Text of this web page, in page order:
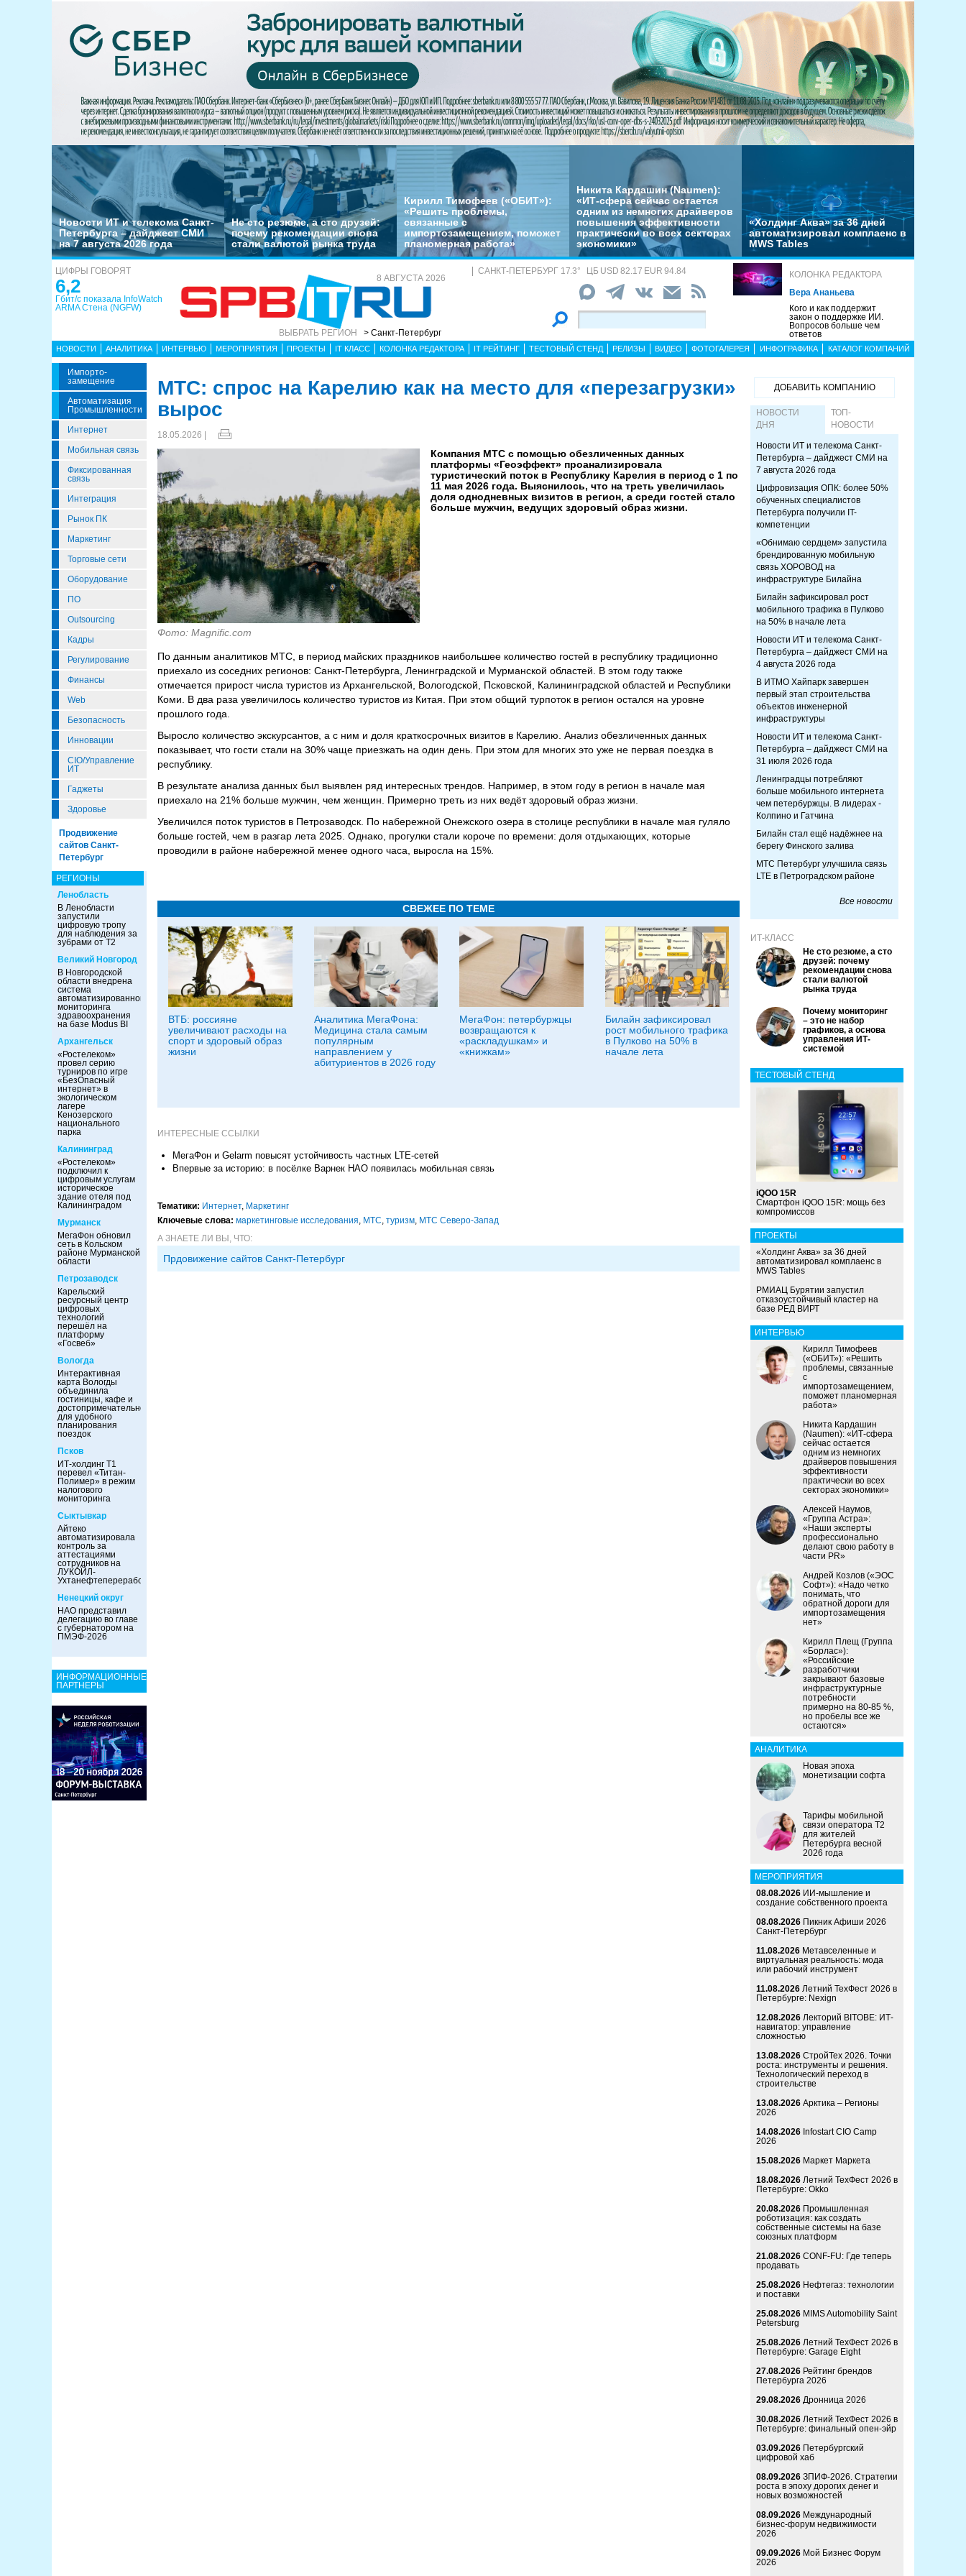
Новости ИТ и телекома Санкт-
Петербурга – дайджест СМИ
на 7 августа 2026 года
Не сто резюме, а сто друзей:
почему рекомендации снова
стали валютой рынка труда
Кирилл Тимофеев («ОБИТ»):
«Решить проблемы,
связанные с
импортозамещением, поможет
планомерная работа»
Никита Кардашин (Naumen):
«ИТ-сфера сейчас остается
одним из немногих драйверов
повышения эффективности
практически во всех секторах
экономики»
«Холдинг Аква» за 36 дней
автоматизировал комплаенс в
MWS Tables
ЦИФРЫ ГОВОРЯТ
6,2
Гбит/с показала InfoWatch
ARMA Стена (NGFW)
8 АВГУСТА 2026
ВЫБРАТЬ РЕГИОН > Санкт-Петербург
САНКТ-ПЕТЕРБУРГ 17.3° ЦБ USD 82.17 EUR 94.84
КОЛОНКА РЕДАКТОРА
Вера Ананьева
Кого и как поддержит
закон о поддержке ИИ.
Вопросов больше чем
ответов
НОВОСТИ АНАЛИТИКА ИНТЕРВЬЮ МЕРОПРИЯТИЯ ПРОЕКТЫ IT КЛАСС КОЛОНКА РЕДАКТОРА IT РЕЙТИНГ ТЕСТОВЫЙ СТЕНД РЕЛИЗЫ ВИДЕО ФОТОГАЛЕРЕЯ ИНФОГРАФИКА КАТАЛОГ КОМПАНИЙ
Импорто­
Замещение
Автоматизация
Промышленности
Интернет
Мобильная связь
Фиксированная
связь
Интеграция
Рынок ПК
Маркетинг
Торговые сети
Оборудование
ПО
Outsourcing
Кадры
Регулирование
Финансы
Web
Безопасность
Инновации
CIO/Управление
ИТ
Гаджеты
Здоровье
Продвижение
сайтов Санкт-
Петербург
РЕГИОНЫ
Ленобласть
В Ленобласти
запустили
цифровую тропу
для наблюдения за
зубрами от Т2
Великий Новгород
В Новгородской
области внедрена
система
автоматизированного
мониторинга
здравоохранения
на базе Modus BI
Архангельск
«Ростелеком»
провел серию
турниров по игре
«БезОпасный
интернет» в
экологическом
лагере
Кенозерского
национального
парка
Калининград
«Ростелеком»
подключил к
цифровым услугам
историческое
здание отеля под
Калининградом
Мурманск
МегаФон обновил
сеть в Кольском
районе Мурманской
области
Петрозаводск
Карельский
ресурсный центр
цифровых
технологий
перешёл на
платформу
«Госвеб»
Вологда
Интерактивная
карта Вологды
объединила
гостиницы, кафе и
достопримечательности
для удобного
планирования
поездок
Псков
ИТ-холдинг Т1
перевел «Титан-
Полимер» в режим
налогового
мониторинга
Сыктывкар
Айтеко
автоматизировала
контроль за
аттестациями
сотрудников на
ЛУКОЙЛ-
Ухтанефтепереработка
Ненецкий округ
НАО представил
делегацию во главе
с губернатором на
ПМЭФ-2026
ИНФОРМАЦИОННЫЕ
ПАРТНЕРЫ
МТС: спрос на Карелию как на место для «перезагрузки»
вырос
18.05.2026 |
Фото: Magnific.com
Компания МТС с помощью обезличенных данных
платформы «Геоэффект» проанализировала
туристический поток в Республику Карелия в период с 1 по
11 мая 2026 года. Выяснилось, что на треть увеличилась
доля однодневных визитов в регион, а среди гостей стало
больше мужчин, ведущих здоровый образ жизни.
По данным аналитиков МТС, в период майских праздников наибольшее количество гостей в республику традиционно
приехало из соседних регионов: Санкт-Петербурга, Ленинградской и Мурманской областей. В этом году также
отмечается прирост числа туристов из Архангельской, Вологодской, Псковской, Калининградской областей и Республики
Коми. В два раза увеличилось количество туристов из Китая. При этом общий турпоток в регион остался на уровне
прошлого года.
Выросло количество экскурсантов, а с ним и доля краткосрочных визитов в Карелию. Анализ обезличенных данных
показывает, что гости стали на 30% чаще приезжать на один день. При этом для многих это уже не первая поездка в
республику.
В результате анализа данных был выявлен ряд интересных трендов. Например, в этом году в регион в начале мая
приехало на 21% больше мужчин, чем женщин. Примерно треть из них ведёт здоровый образ жизни.
Увеличился поток туристов в Петрозаводск. По набережной Онежского озера в столице республики в начале мая гуляло
больше гостей, чем в разгар лета 2025. Однако, прогулки стали короче по времени: доля отдыхающих, которые
проводили в районе набережной менее одного часа, выросла на 15%.
СВЕЖЕЕ ПО ТЕМЕ
ВТБ: россияне
увеличивают расходы на
спорт и здоровый образ
жизни
Аналитика МегаФона:
Медицина стала самым
популярным
направлением у
абитуриентов в 2026 году
МегаФон: петербуржцы
возвращаются к
«раскладушкам» и
«книжкам»
Билайн зафиксировал
рост мобильного трафика
в Пулково на 50% в
начале лета
ИНТЕРЕСНЫЕ ССЫЛКИ
МегаФон и Gelarm повысят устойчивость частных LTE-сетей
Впервые за историю: в посёлке Варнек НАО появилась мобильная связь
Тематики: Интернет, Маркетинг
Ключевые слова: маркетинговые исследования, МТС, туризм, МТС Северо-Запад
А ЗНАЕТЕ ЛИ ВЫ, ЧТО:
Прдовижение сайтов Санкт-Петербург
ДОБАВИТЬ КОМПАНИЮ
НОВОСТИ
ДНЯ
ТОП-
НОВОСТИ
Новости ИТ и телекома Санкт-
Петербурга – дайджест СМИ на
7 августа 2026 года
Цифровизация ОПК: более 50%
обученных специалистов
Петербурга получили IT-
компетенции
«Обнимаю сердцем» запустила
брендированную мобильную
связь ХОРОВОД на
инфраструктуре Билайна
Билайн зафиксировал рост
мобильного трафика в Пулково
на 50% в начале лета
Новости ИТ и телекома Санкт-
Петербурга – дайджест СМИ на
4 августа 2026 года
В ИТМО Хайпарк завершен
первый этап строительства
объектов инженерной
инфраструктуры
Новости ИТ и телекома Санкт-
Петербурга – дайджест СМИ на
31 июля 2026 года
Ленинградцы потребляют
больше мобильного интернета
чем петербуржцы. В лидерах -
Колпино и Гатчина
Билайн стал ещё надёжнее на
берегу Финского залива
МТС Петербург улучшила связь
LTE в Петроградском районе
Все новости
ИТ-КЛАСС
Не сто резюме, а сто
друзей: почему
рекомендации снова
стали валютой
рынка труда
Почему мониторинг
– это не набор
графиков, а основа
управления ИТ-
системой
ТЕСТОВЫЙ СТЕНД
iQOO 15R
Смартфон iQOO 15R: мощь без
компромиссов
ПРОЕКТЫ
«Холдинг Аква» за 36 дней
автоматизировал комплаенс в
MWS Tables
РМИАЦ Бурятии запустил
отказоустойчивый кластер на
базе РЕД ВИРТ
ИНТЕРВЬЮ
Кирилл Тимофеев
(«ОБИТ»): «Решить
проблемы, связанные
с
импортозамещением,
поможет планомерная
работа»
Никита Кардашин
(Naumen): «ИТ-сфера
сейчас остается
одним из немногих
драйверов повышения
эффективности
практически во всех
секторах экономики»
Алексей Наумов,
«Группа Астра»:
«Наши эксперты
профессионально
делают свою работу в
части PR»
Андрей Козлов («ЭОС
Софт»): «Надо четко
понимать, что
обратной дороги для
импортозамещения
нет»
Кирилл Плещ (Группа
«Борлас»):
«Российские
разработчики
закрывают базовые
инфраструктурные
потребности
примерно на 80-85 %,
но пробелы все же
остаются»
АНАЛИТИКА
Новая эпоха
монетизации софта
Тарифы мобильной
связи оператора Т2
для жителей
Петербурга весной
2026 года
МЕРОПРИЯТИЯ
08.08.2026 ИИ-мышление и
создание собственного проекта
08.08.2026 Пикник Афиши 2026
Санкт-Петербург
11.08.2026 Метавселенные и
виртуальная реальность: мода
или рабочий инструмент
11.08.2026 Летний ТехФест 2026 в
Петербурге: Nexign
12.08.2026 Лекторий BITOBE: ИТ-
навигатор: управление
сложностью
13.08.2026 СтройТех 2026. Точки
роста: инструменты и решения.
Технологический переход в
строительстве
13.08.2026 Арктика – Регионы
2026
14.08.2026 Infostart CIO Camp
2026
15.08.2026 Маркет Маркета
18.08.2026 Летний ТехФест 2026 в
Петербурге: Okko
20.08.2026 Промышленная
роботизация: как создать
собственные системы на базе
союзных платформ
21.08.2026 CONF-FU: Где теперь
продавать
25.08.2026 Нефтегаз: технологии
и поставки
25.08.2026 MIMS Automobility Saint
Petersburg
25.08.2026 Летний ТехФест 2026 в
Петербурге: Garage Eight
27.08.2026 Рейтинг брендов
Петербурга 2026
29.08.2026 Дронница 2026
30.08.2026 Летний ТехФест 2026 в
Петербурге: финальный опен-эйр
03.09.2026 Петербургский
цифровой хаб
08.09.2026 ЗПИФ-2026. Стратегии
роста в эпоху дорогих денег и
новых возможностей
08.09.2026 Международный
бизнес-форум недвижимости
2026
09.09.2026 Мой Бизнес Форум
2026